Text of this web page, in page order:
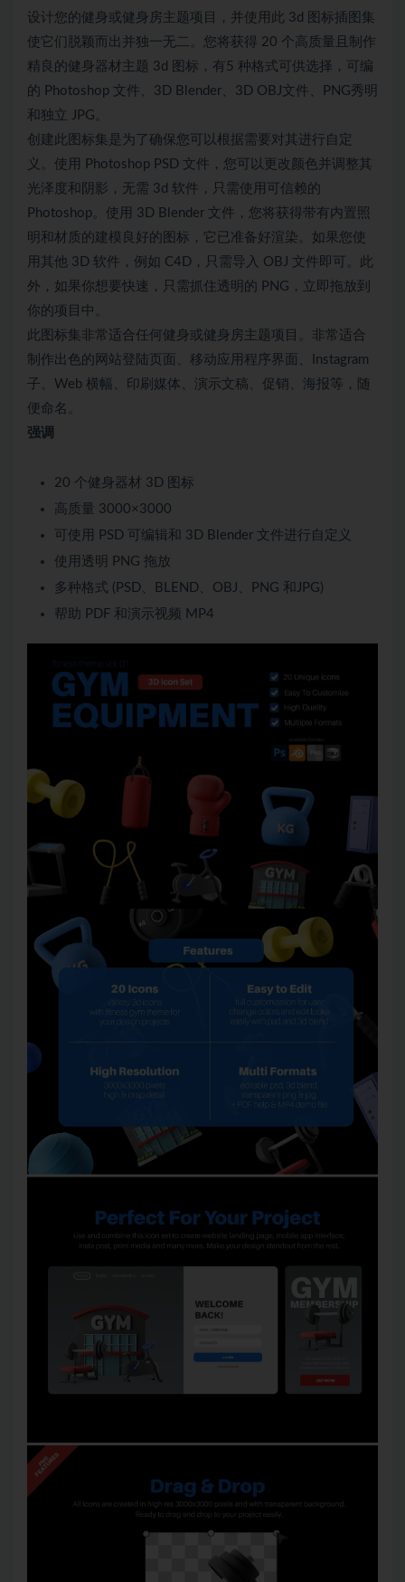
设计您的健身或健身房主题项目，并使用此 3d 图标插图集
使它们脱颖而出并独一无二。您将获得 20 个高质量且制作
精良的健身器材主题 3d 图标，有5 种格式可供选择，可编
的 Photoshop 文件、3D Blender、3D OBJ文件、PNG秀明
和独立 JPG。
创建此图标集是为了确保您可以根据需要对其进行自定
义。使用 Photoshop PSD 文件，您可以更改颜色并调整其
光泽度和阴影，无需 3d 软件，只需使用可信赖的
Photoshop。使用 3D Blender 文件，您将获得带有内置照
明和材质的建模良好的图标，它已准备好渲染。如果您使
用其他 3D 软件，例如 C4D，只需导入 OBJ 文件即可。此
外，如果你想要快速，只需抓住透明的 PNG，立即拖放到
你的项目中。
此图标集非常适合任何健身或健身房主题项目。非常适合
制作出色的网站登陆页面、移动应用程序界面、Instagram
子、Web 横幅、印刷媒体、演示文稿、促销、海报等，随
便命名。
强调
20 个健身器材 3D 图标
高质量 3000×3000
可使用 PSD 可编辑和 3D Blender 文件进行自定义
使用透明 PNG 拖放
多种格式 (PSD、BLEND、OBJ、PNG 和JPG)
帮助 PDF 和演示视频 MP4